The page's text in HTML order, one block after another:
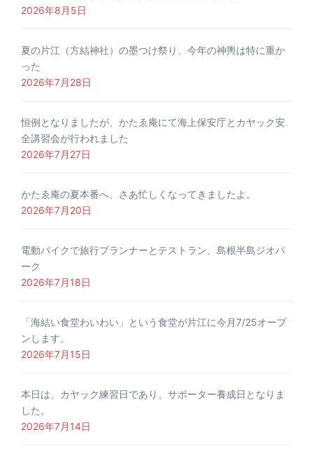
2026年8月5日
夏の片江（方結神社）の墨つけ祭り、今年の神輿は特に重か
った
2026年7月28日
恒例となりましたが、かたゑ庵にて海上保安庁とカヤック安
全講習会が行われました
2026年7月27日
かたゑ庵の夏本番へ、さあ忙しくなってきましたよ。
2026年7月20日
電動バイクで旅行プランナーとテストラン、島根半島ジオパ
ーク
2026年7月18日
「海結い食堂わいわい」という食堂が片江に今月7/25オープ
ンします。
2026年7月15日
本日は、カヤック練習日であり、サポーター養成日となりま
した。
2026年7月14日